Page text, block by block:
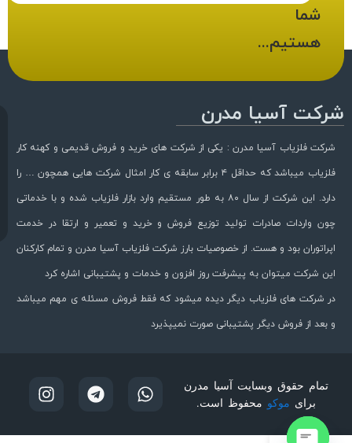
شما
هستیم...
شرکت آسیا مدرن
شرکت فلزیاب آسیا مدرن : یکی از شرکت های خرید و فروش قدیمی و کهنه کار
فلزیاب میباشد که حداقل ۴ برابر سابقه ی کار امثال شرکت هایی همچون … را
دارد. این شرکت از سال ۸۰ به طور مستقیم وارد بازار فلزیاب شده و با خدماتی
چون واردات صادرات تولید توزیع فروش و خرید و تعمیر و ارتقا در خدمت
اپراتوران بود و هست. از خصوصیات بارز شرکت فلزیاب آسیا مدرن و تمام کارکنان
این شرکت میتوان به پیشرفت روز افزون و خدمات و پشتیبانی اشاره کرد
در شرکت های فلزیاب دیگر دیده میشود که فقط فروش مسئله ی مهم میباشد
و بعد از فروش دیگر پشتیبانی صورت نمیپذیرد
تمام حقوق وبسایت آسیا مدرن
برای موکو محفوظ است.